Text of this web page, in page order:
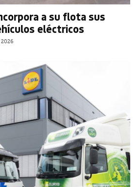
a su flota sus
eléctricos